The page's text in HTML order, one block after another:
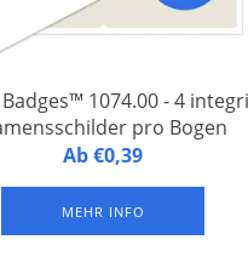
1074.00 - 4
pro Bogen
- 4 integrierte
zur Befestigung eines Clips
Erhältlich in Verpackungseinheiten
Bogen (= 500 Namensschilder).
Ab €0,39
MEHR INFO